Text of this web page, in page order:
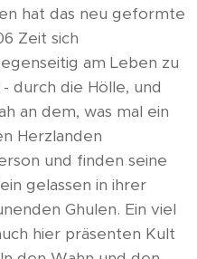
hat das neu geformte
Zeit sich
am Leben zu
durch die Hölle, und
an dem, was mal ein
Herzlanden
und finden seine
gelassen in ihrer
Ghulen. Ein viel
hier präsenten Kult